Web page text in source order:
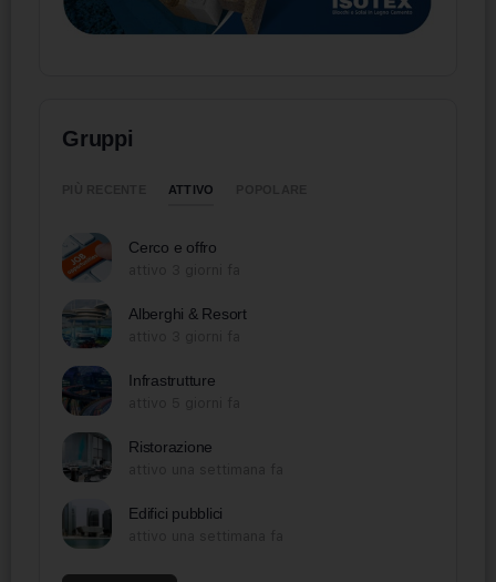
Gruppi
ATTIVO
Cerco e offro
Alberghi & Resort
Infrastrutture
Ristorazione
Edifici pubblici